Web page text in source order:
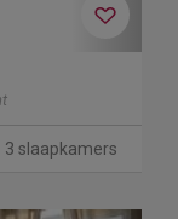
3 slaapkamers